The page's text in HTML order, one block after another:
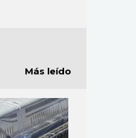
Más leído